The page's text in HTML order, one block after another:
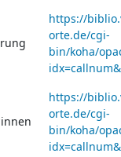
https://
orte.de/cgi-
bin/koha/
https://
orte.de/cgi-
bin/koha/